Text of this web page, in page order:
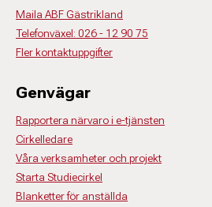
Maila ABF Gästrikland
Telefonväxel: 026 - 12 90 75
Fler kontaktuppgifter
Genvägar
Rapportera närvaro i e-tjänsten
Cirkelledare
Våra verksamheter och projekt
Starta Studiecirkel
Blanketter för anställda